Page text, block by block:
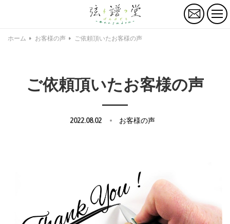
お
問
ホーム お客様の声 ご依頼頂いたお客様の声
ご依頼頂いたお客様の声
2022.08.02 お客様の声